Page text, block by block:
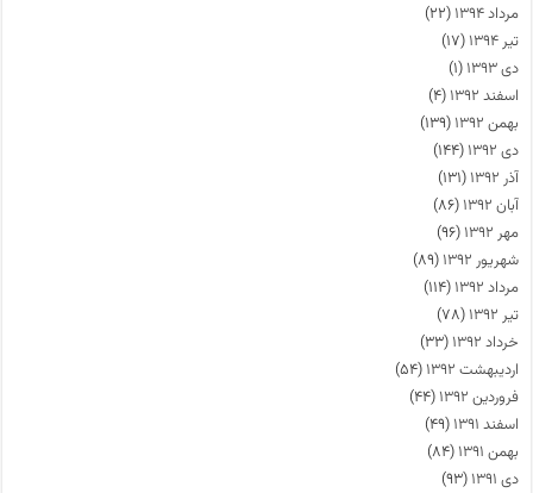
مرداد ۱۳۹۴
(۲۲)
تیر ۱۳۹۴
(۱۷)
دی ۱۳۹۳
(۱)
اسفند ۱۳۹۲
(۴)
بهمن ۱۳۹۲
(۱۳۹)
دی ۱۳۹۲
(۱۴۴)
آذر ۱۳۹۲
(۱۳۱)
آبان ۱۳۹۲
(۸۶)
مهر ۱۳۹۲
(۹۶)
شهریور ۱۳۹۲
(۸۹)
مرداد ۱۳۹۲
(۱۱۴)
تیر ۱۳۹۲
(۷۸)
خرداد ۱۳۹۲
(۳۳)
اردیبهشت ۱۳۹۲
(۵۴)
فروردین ۱۳۹۲
(۴۴)
اسفند ۱۳۹۱
(۴۹)
بهمن ۱۳۹۱
(۸۴)
دی ۱۳۹۱
(۹۳)